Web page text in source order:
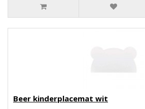
Beer kinderplacemat wit